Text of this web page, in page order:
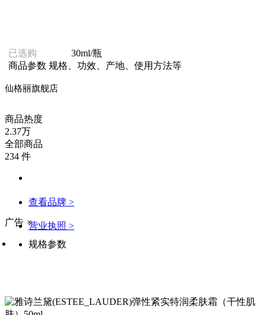
已选购
30ml/瓶
商品参数 规格、功效、产地、使用方法等
仙格丽旗舰店
商品热度
2.37万
全部商品
234 件
查看品牌 >
营业执照 >
广告 ×
规格参数